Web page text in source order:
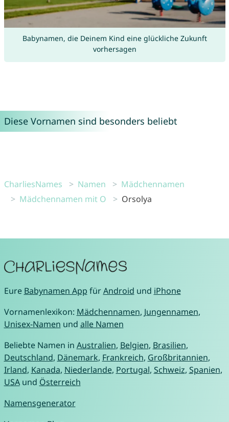
Babynamen, die Deinem Kind eine glückliche Zukunft
vorhersagen
Diese Vornamen sind besonders beliebt
CharliesNames Namen
Mädchennamen
Mädchennamen mit O
Orsolya
Eure Babynamen App fürAndroid und iPhone
Vornamenlexikon: Mädchennamen, Jungennamen,
Unisex-Namen und alle Namen
Beliebte Namen in Australien, Belgien, Brasilien,
Deutschland, Dänemark, Frankreich, Großbritannien,
Irland, Kanada, Niederlande, Portugal, Schweiz, Spanien,
USAund Österreich
Namensgenerator